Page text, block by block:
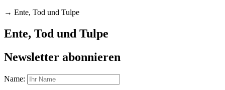
→ Ente, Tod und Tulpe
Ente, Tod und Tulpe
Newsletter abonnieren
Name: